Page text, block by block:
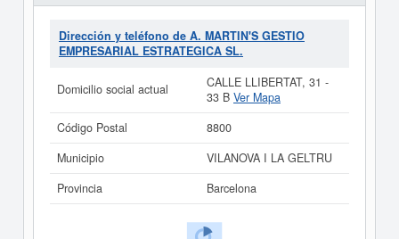
Dirección y teléfono de A. MARTIN'S GESTIO
EMPRESARIAL ESTRATEGICA SL.
Domicilio social actual
CALLE LLIBERTAT, 31 -
33 B Ver Mapa
Código Postal
8800
Municipio
VILANOVA I LA GELTRU
Provincia
Barcelona